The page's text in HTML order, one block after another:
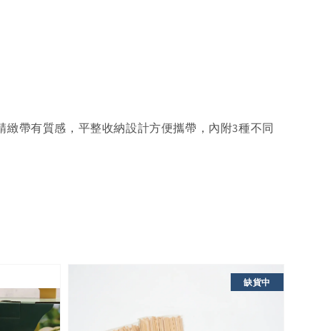
帶有質感，平整收納設計方便攜帶，內附3種不同
缺貨中